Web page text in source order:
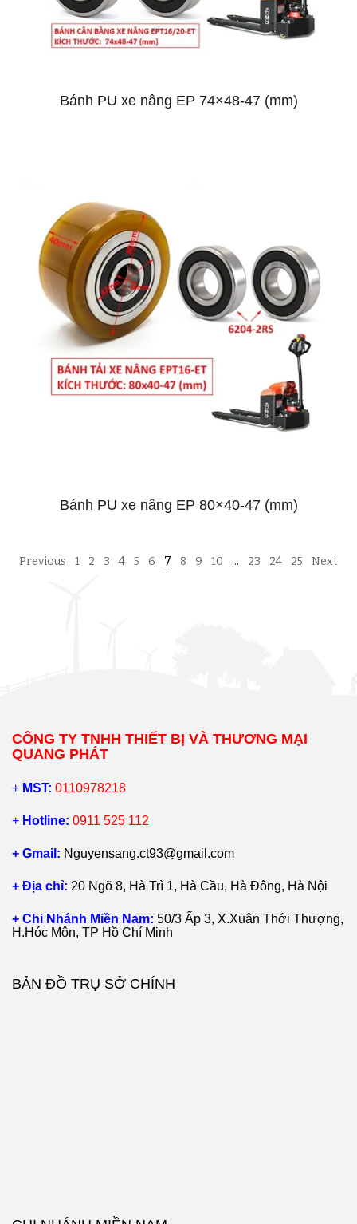
Bánh PU xe nâng EP 74×48-47 (mm)
Bánh PU xe nâng EP 80×40-47 (mm)
Previous 1 2 3 4 5 6 7 8 9 10 … 23 24 25 Next
CÔNG TY TNHH THIẾT BỊ VÀ THƯƠNG MẠI
QUANG PHÁT
+ MST: 0110978218
+ Hotline: 0911 525 112
+ Gmail: Nguyensang.ct93@gmail.com
+ Địa chỉ: 20 Ngõ 8, Hà Trì 1, Hà Cầu, Hà Đông, Hà Nội
+ Chi Nhánh Miền Nam: 50/3 Ấp 3, X.Xuân Thới Thượng,
H.Hóc Môn, TP Hồ Chí Minh
BẢN ĐỒ TRỤ SỞ CHÍNH